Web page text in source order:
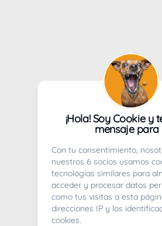
¡Hola! Soy Cookie y
mensaje para
Con tu consentimiento,
nuestros 6 socios usamos
tecnologías similares para
acceder y procesar datos
como tus visitas a esta
direcciones IP y los
cookies.